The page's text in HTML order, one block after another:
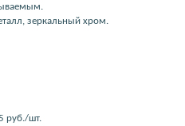
зеркальный хром.
руб./шт.